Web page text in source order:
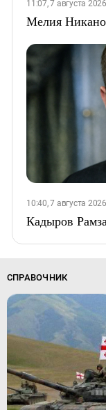
11:07, 7 августа 2026
Мелия
10:40, 7 августа 2026
Кадыров
СПРАВОЧНИК